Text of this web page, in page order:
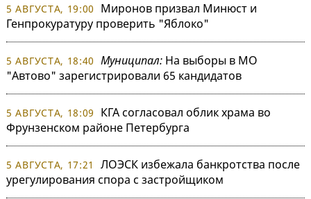
5 АВГУСТА, 19:00
Миронов призвал Минюст и
Генпрокуратуру проверить "Яблоко"
5 АВГУСТА, 18:40 Муниципал: На выборы в МО
"Автово" зарегистрировали 65 кандидатов
5 АВГУСТА, 18:09
КГА согласовал облик храма во
Фрунзенском районе Петербурга
5 АВГУСТА, 17:21
ЛОЭСК избежала банкротства после
урегулирования спора с застройщиком